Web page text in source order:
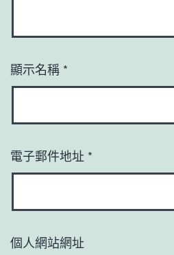
顯示名稱 *
電子郵件地址 *
個人網站網址